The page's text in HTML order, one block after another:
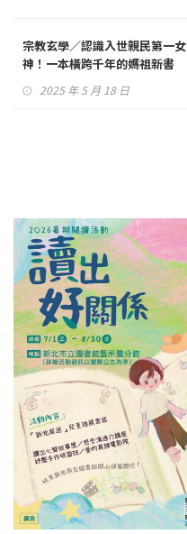
宗教玄學／認識入世親民第一女
神！一本橫跨千年的媽祖新書
2025 年 5 月 18 日